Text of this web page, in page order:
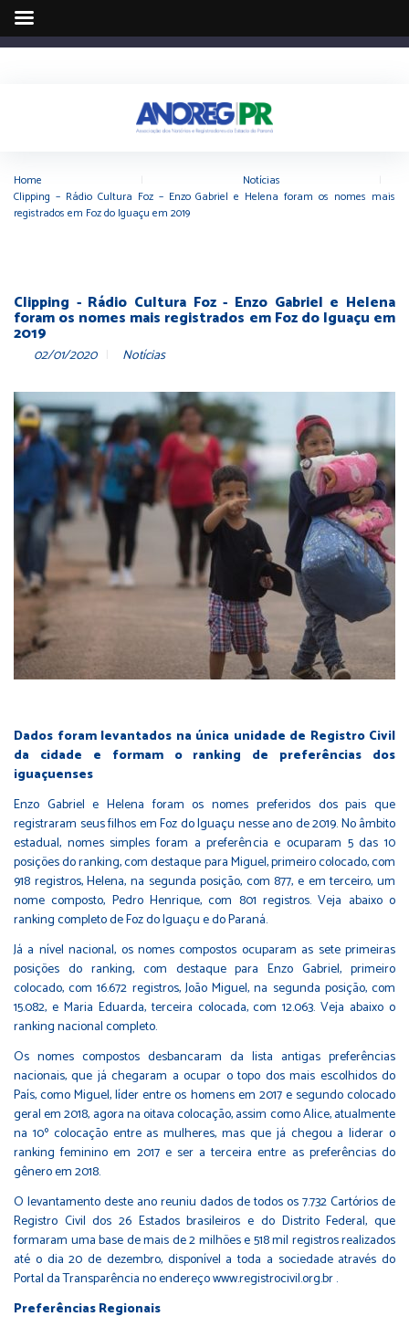
Home Notícias
Clipping – Rádio Cultura Foz – Enzo Gabriel e Helena foram os nomes mais
registrados em Foz do Iguaçu em 2019
Clipping - Rádio Cultura Foz - Enzo Gabriel e Helena
foram os nomes mais registrados em Foz do Iguaçu em
2019
02/01/2020 Notícias
Dados foram levantados na única unidade de Registro Civil
da cidade e formam o ranking de preferências dos
iguaçuenses
Enzo Gabriel e Helena foram os nomes preferidos dos pais que
registraram seus filhos em Foz do Iguaçu nesse ano de 2019. No âmbito
estadual, nomes simples foram a preferência e ocuparam 5 das 10
posições do ranking, com destaque para Miguel, primeiro colocado, com
918 registros, Helena, na segunda posição, com 877, e em terceiro, um
nome composto, Pedro Henrique, com 801 registros. Veja abaixo o
ranking completo de Foz do Iguaçu e do Paraná.
Já a nível nacional, os nomes compostos ocuparam as sete primeiras
posições do ranking, com destaque para Enzo Gabriel, primeiro
colocado, com 16.672 registros, João Miguel, na segunda posição, com
15.082, e Maria Eduarda, terceira colocada, com 12.063. Veja abaixo o
ranking nacional completo.
Os nomes compostos desbancaram da lista antigas preferências
nacionais, que já chegaram a ocupar o topo dos mais escolhidos do
País, como Miguel, líder entre os homens em 2017 e segundo colocado
geral em 2018, agora na oitava colocação, assim como Alice, atualmente
na 10º colocação entre as mulheres, mas que já chegou a liderar o
ranking feminino em 2017 e ser a terceira entre as preferências do
gênero em 2018.
O levantamento deste ano reuniu dados de todos os 7.732 Cartórios de
Registro Civil dos 26 Estados brasileiros e do Distrito Federal, que
formaram uma base de mais de 2 milhões e 518 mil registros realizados
até o dia 20 de dezembro, disponível a toda a sociedade através do
Portal da Transparência no endereçowww.registrocivil.org.br.
Preferências Regionais